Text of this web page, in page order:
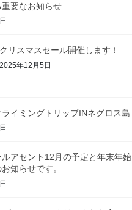
要なお知らせ
クリスマスセール開催します！
2025年12月5日
イミングトリップINネグロス島
アセント12月の予定と年末年始
知らせです。